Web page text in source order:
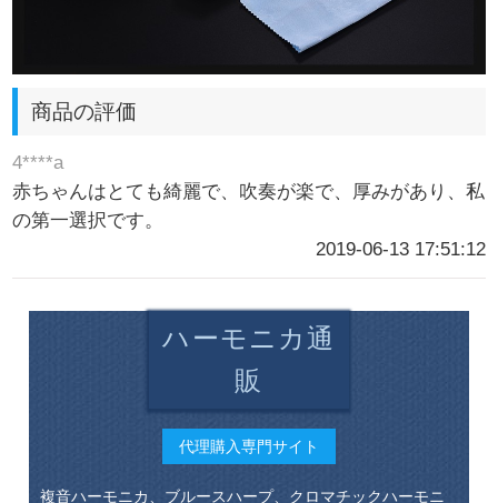
商品の評価
4****a
赤ちゃんはとても綺麗で、吹奏が楽で、厚みがあり、私
の第一選択です。
2019-06-13 17:51:12
ハーモニカ通
販
代理購入専門サイト
複音ハーモニカ、ブルースハープ、クロマチックハーモニ